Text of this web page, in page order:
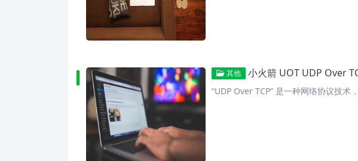
其他 小火箭 UOT UDP Over
“UDP Over TCP” 是一种网络协议技术